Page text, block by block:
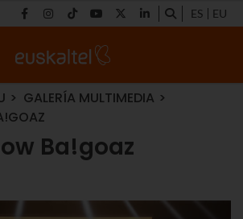
ES EU
GALERÍA MULTIMEDIA
Ba!goaz